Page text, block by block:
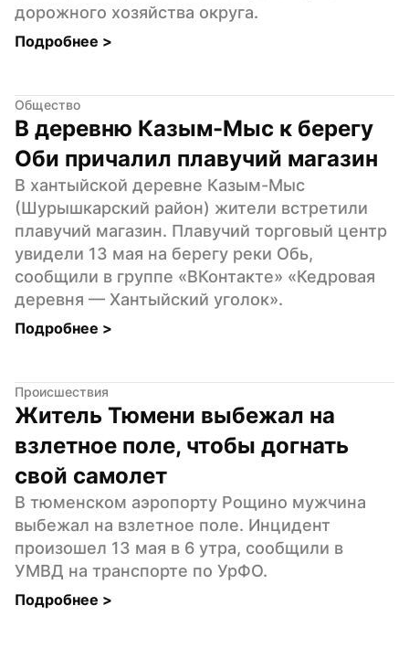
дорожного хозяйства округа.
Подробнее >
Общество
В деревню Казым-Мыс к берегу
Оби причалил плавучий магазин
В хантыйской деревне Казым-Мыс
(Шурышкарский район) жители встретили
плавучий магазин. Плавучий торговый центр
увидели 13 мая на берегу реки Обь,
сообщили в группе «ВКонтакте» «Кедровая
деревня — Хантыйский уголок».
Подробнее >
Происшествия
Житель Тюмени выбежал на
взлетное поле, чтобы догнать
свой самолет
В тюменском аэропорту Рощино мужчина
выбежал на взлетное поле. Инцидент
произошел 13 мая в 6 утра, сообщили в
УМВД на транспорте по УрФО.
Подробнее >